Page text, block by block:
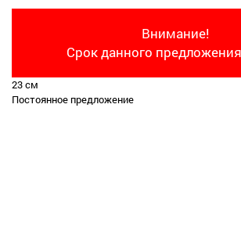
Внимание!
Срок данного
23 см
Постоянное предложение